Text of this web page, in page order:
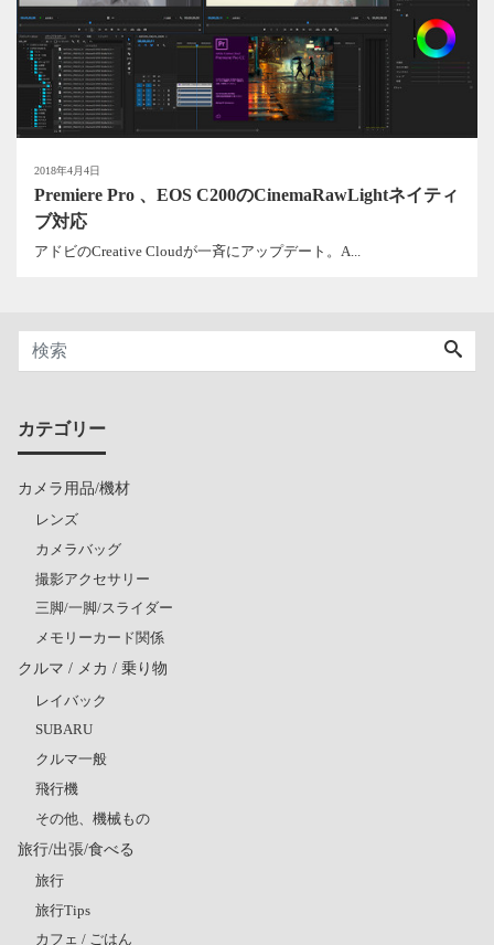
2018年4月4日
Premiere Pro 、EOS C200のCinemaRawLightネイティ
ブ対応
アドビのCreative Cloudが一斉にアップデート。A...
カテゴリー
カメラ用品/機材
レンズ
カメラバッグ
撮影アクセサリー
三脚/一脚/スライダー
メモリーカード関係
クルマ / メカ / 乗り物
レイバック
SUBARU
クルマ一般
飛行機
その他、機械もの
旅行/出張/食べる
旅行
旅行Tips
カフェ / ごはん